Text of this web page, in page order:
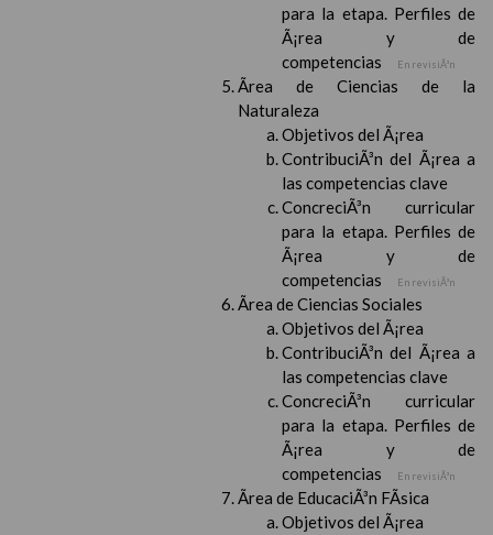
para la etapa. Perfiles de
Ã¡rea y de
competencias
En revisiÃ³n
Ãrea de Ciencias de la
Naturaleza
Objetivos del Ã¡rea
ContribuciÃ³n del Ã¡rea a
las competencias clave
ConcreciÃ³n curricular
para la etapa. Perfiles de
Ã¡rea y de
competencias
En revisiÃ³n
Ãrea de Ciencias Sociales
Objetivos del Ã¡rea
ContribuciÃ³n del Ã¡rea a
las competencias clave
ConcreciÃ³n curricular
para la etapa. Perfiles de
Ã¡rea y de
competencias
En revisiÃ³n
Ãrea de EducaciÃ³n FÃ­sica
Objetivos del Ã¡rea